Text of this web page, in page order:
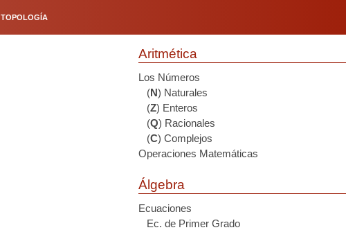
TOPOLOGÍA
Aritmética
Los Números
(N) Naturales
(Z) Enteros
(Q) Racionales
(C) Complejos
Operaciones Matemáticas
Álgebra
Ecuaciones
Ec. de Primer Grado